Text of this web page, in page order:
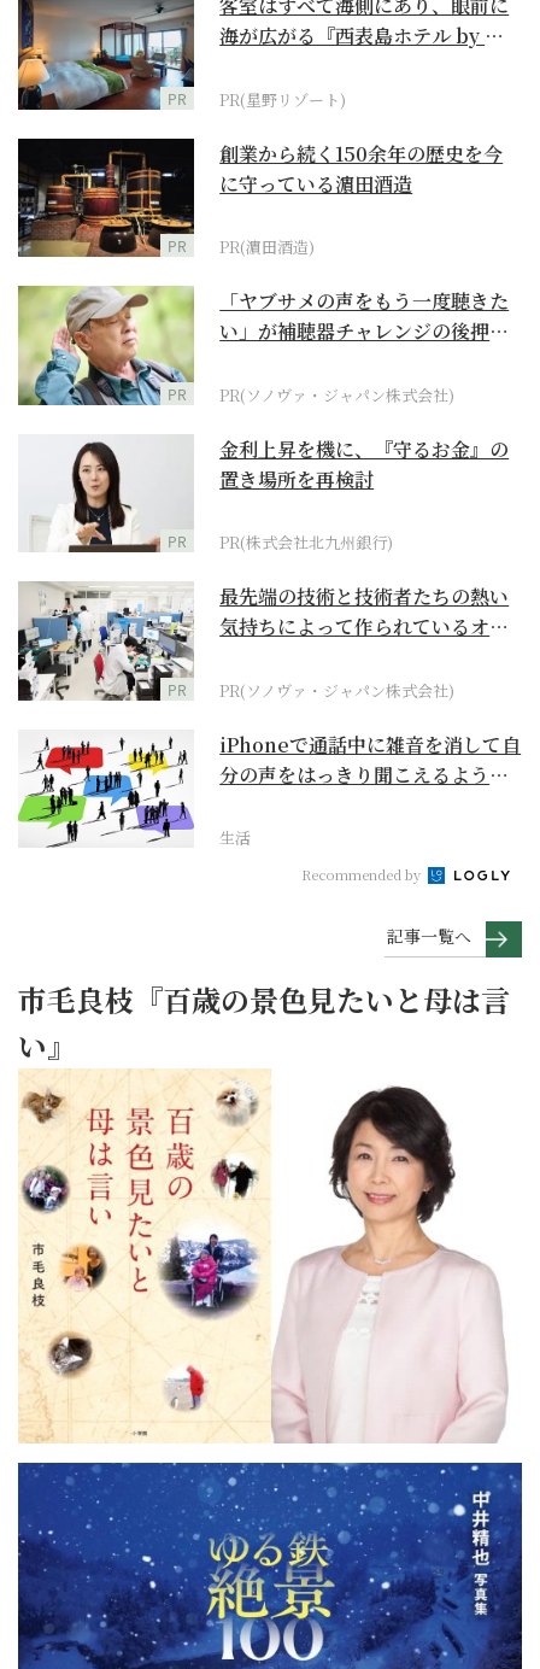
PR
海が広がる『西表島ホテル by 星
PR(星野リゾート)
PR
創業から続く150余年の歴史を今
に守っている濵田酒造
PR(濵田酒造)
PR
「ヤブサメの声をもう一度聴きた
い」が補聴器チャレンジの後押し
PR(ソノヴァ・ジャパン株式会社)
PR
金利上昇を機に、『守るお金』の
置き場所を再検討
PR(株式会社北九州銀行)
PR
最先端の技術と技術者たちの熱い
気持ちによって作られているオー
PR(ソノヴァ・ジャパン株式会社)
iPhoneで通話中に雑音を消して自
分の声をはっきり聞こえるように
生活
Recommended by
記事一覧へ
市毛良枝『百歳の景色見たいと母は言
い』